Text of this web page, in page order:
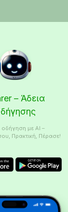
– Άδεια
με AI –
Πρακτική, Πέρασε!